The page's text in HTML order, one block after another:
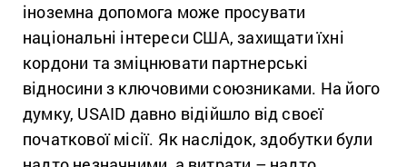
іноземна допомога може просувати
національні інтереси США, захищати їхні
кордони та зміцнювати партнерські
відносини з ключовими союзниками. На його
думку, USAID давно відійшло від своєї
початкової місії. Як наслідок, здобутки були